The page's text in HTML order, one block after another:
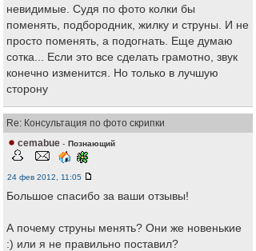
невидимые. Судя по фото колки бы
поменять, подбородник, жилку и струны. И не
просто поменять, а подогнать. Еще думаю
сотка... Если это все сделать грамотно, звук
конечно изменится. Но только в лучшую
сторону
Re: Консультация по фото скрипки
cemabue - Познающий
24 фев 2012, 11:05
Большое спасибо за ваши отзывы!
А почему струны менять? Они же новенькие
:) или я не правильно поставил?